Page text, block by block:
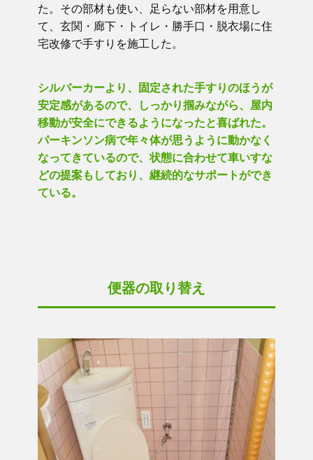
た。その部材も使い、足らない部材を用意し
て、玄関・廊下・トイレ・勝手口・脱衣場に住
宅改修で手すりを施工した。
シルバーカーより、固定された手すりのほうが
安定感があるので、しっかり掴みながら、屋内
移動が安全にできるようになったと喜ばれた。
パーキンソン病で年々体が思うように動かなく
なってきているので、状態に合わせて車いすな
どの提案もしており、継続的なサポートができ
ている。
便器の取り替え